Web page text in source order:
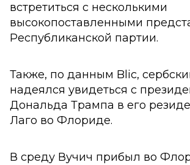
встретиться с несколькими
высокопоставленными
Республиканской партии.
Также, по данным Blic,
надеялся увидеться с
Дональда Трампа в его
Лаго во Флориде.
В среду Вучич прибыл во